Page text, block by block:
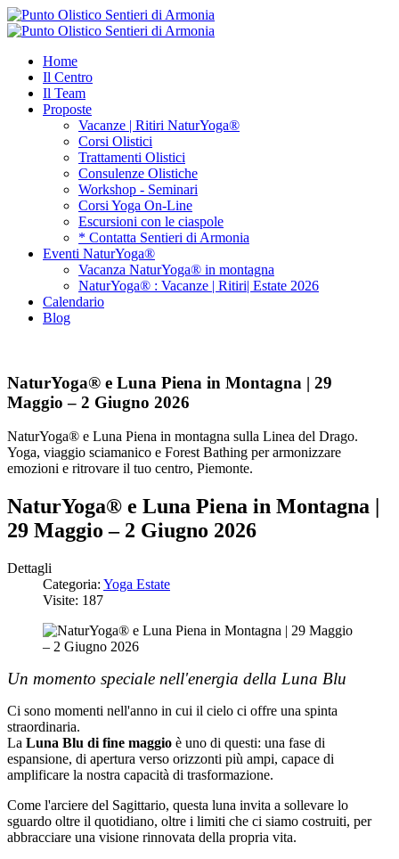
Home
Il Centro
Il Team
Proposte
Vacanze | Ritiri NaturYoga®
Corsi Olistici
Trattamenti Olistici
Consulenze Olistiche
Workshop - Seminari
Corsi Yoga On-Line
Escursioni con le ciaspole
* Contatta Sentieri di Armonia
Eventi NaturYoga®
Vacanza NaturYoga® in montagna
NaturYoga® : Vacanze | Ritiri| Estate 2026
Calendario
Blog
NaturYoga® e Luna Piena in Montagna | 29
Maggio – 2 Giugno 2026
NaturYoga® e Luna Piena in montagna sulla Linea del Drago.
Yoga, viaggio sciamanico e Forest Bathing per armonizzare
emozioni e ritrovare il tuo centro, Piemonte.
NaturYoga® e Luna Piena in Montagna |
29 Maggio – 2 Giugno 2026
Dettagli
Categoria: Yoga Estate
Visite: 187
Un momento speciale nell'energia della Luna Blu
Ci sono momenti nell'anno in cui il cielo ci offre una spinta
straordinaria.
La Luna Blu di fine maggio è uno di questi: una fase di
espansione, di apertura verso orizzonti più ampi, capace di
amplificare la nostra capacità di trasformazione.
Come l'arciere del Sagittario, questa luna invita a sollevare lo
sguardo oltre il quotidiano, oltre i limiti che ci siamo costruiti, per
abbracciare una visione rinnovata della propria vita.